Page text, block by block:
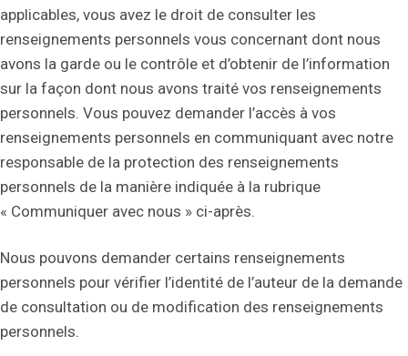
applicables, vous avez le droit de consulter les
renseignements personnels vous concernant dont nous
avons la garde ou le contrôle et d’obtenir de l’information
sur la façon dont nous avons traité vos renseignements
personnels. Vous pouvez demander l’accès à vos
renseignements personnels en communiquant avec notre
responsable de la protection des renseignements
personnels de la manière indiquée à la rubrique
« Communiquer avec nous » ci-après.
Nous pouvons demander certains renseignements
personnels pour vérifier l’identité de l’auteur de la demande
de consultation ou de modification des renseignements
personnels.